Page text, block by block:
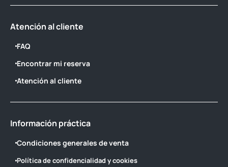
Atención al cliente
FAQ
Encontrar mi reserva
Atención al cliente
Información práctica
Condiciones generales de venta
Política de confidencialidad y cookies